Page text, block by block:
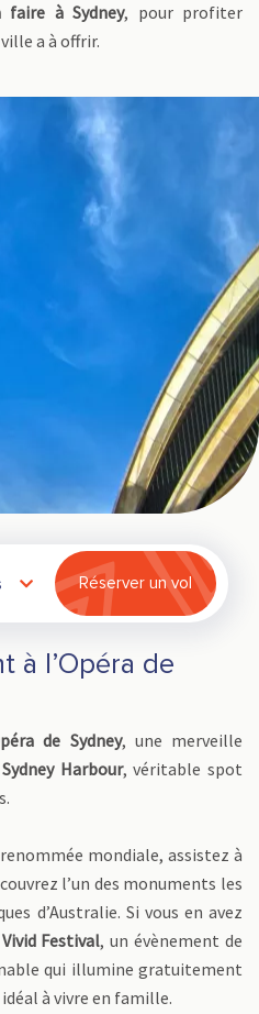
faire à Sydney, pour profiter
a à offrir.
Réserver un vol
à l’Opéra de
de Sydney, une merveille
Sydney Harbour, véritable spot
mondiale, assistez à
l’un des monuments les
d’Australie. Si vous en avez
Vivid Festival, un évènement de
qui illumine gratuitement
à vivre en famille.